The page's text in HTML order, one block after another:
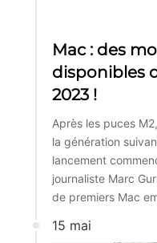
Mac : des
disponibles
2023 !
Après les puces
la génération
lancement
journaliste Marc
de premiers Mac
15 mai